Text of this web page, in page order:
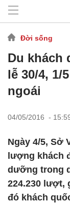
Đời sống
Du khách
lễ 30/4, 1/
ngoái
04/05/2016 -
Ngày 4/5, Sở
lượng khách
dưỡng trong
224.230 lượt,
đó khách